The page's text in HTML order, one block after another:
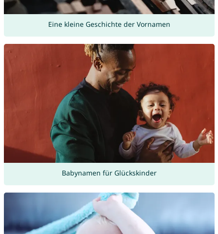
Eine kleine Geschichte der Vornamen
Babynamen für Glückskinder